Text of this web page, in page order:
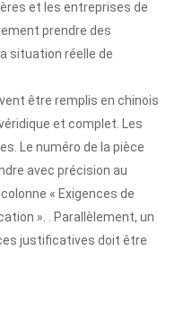
et les entreprises de
prendre des
situation réelle de
être remplis en chinois
et complet. Les
Le numéro de la pièce
avec précision au
« Exigences de
». . Parallèlement, un
justificatives doit être